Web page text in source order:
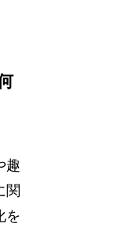
趣
関
を